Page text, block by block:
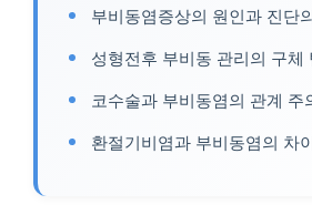
부비동염증상의 원인과 진단
성형전후 부비동 관리의 구체
코수술과 부비동염의 관계 주
환절기비염과 부비동염의 차